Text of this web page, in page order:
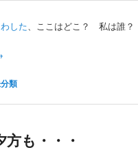
した、ここはどこ？ 私は誰？
類
も・・・